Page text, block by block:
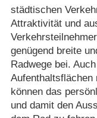
städtischen
Attraktivität und
genügend breite
Radwege bei.
Aufenthaltsflächen
können das
und damit den